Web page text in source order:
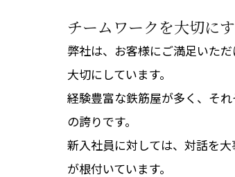
チームワークを大切に
弊社は、お客様にご満足いた
大切にしています。
経験豊富な鉄筋屋が多く、そ
の誇りです。
新入社員に対しては、対話を
が根付いています。